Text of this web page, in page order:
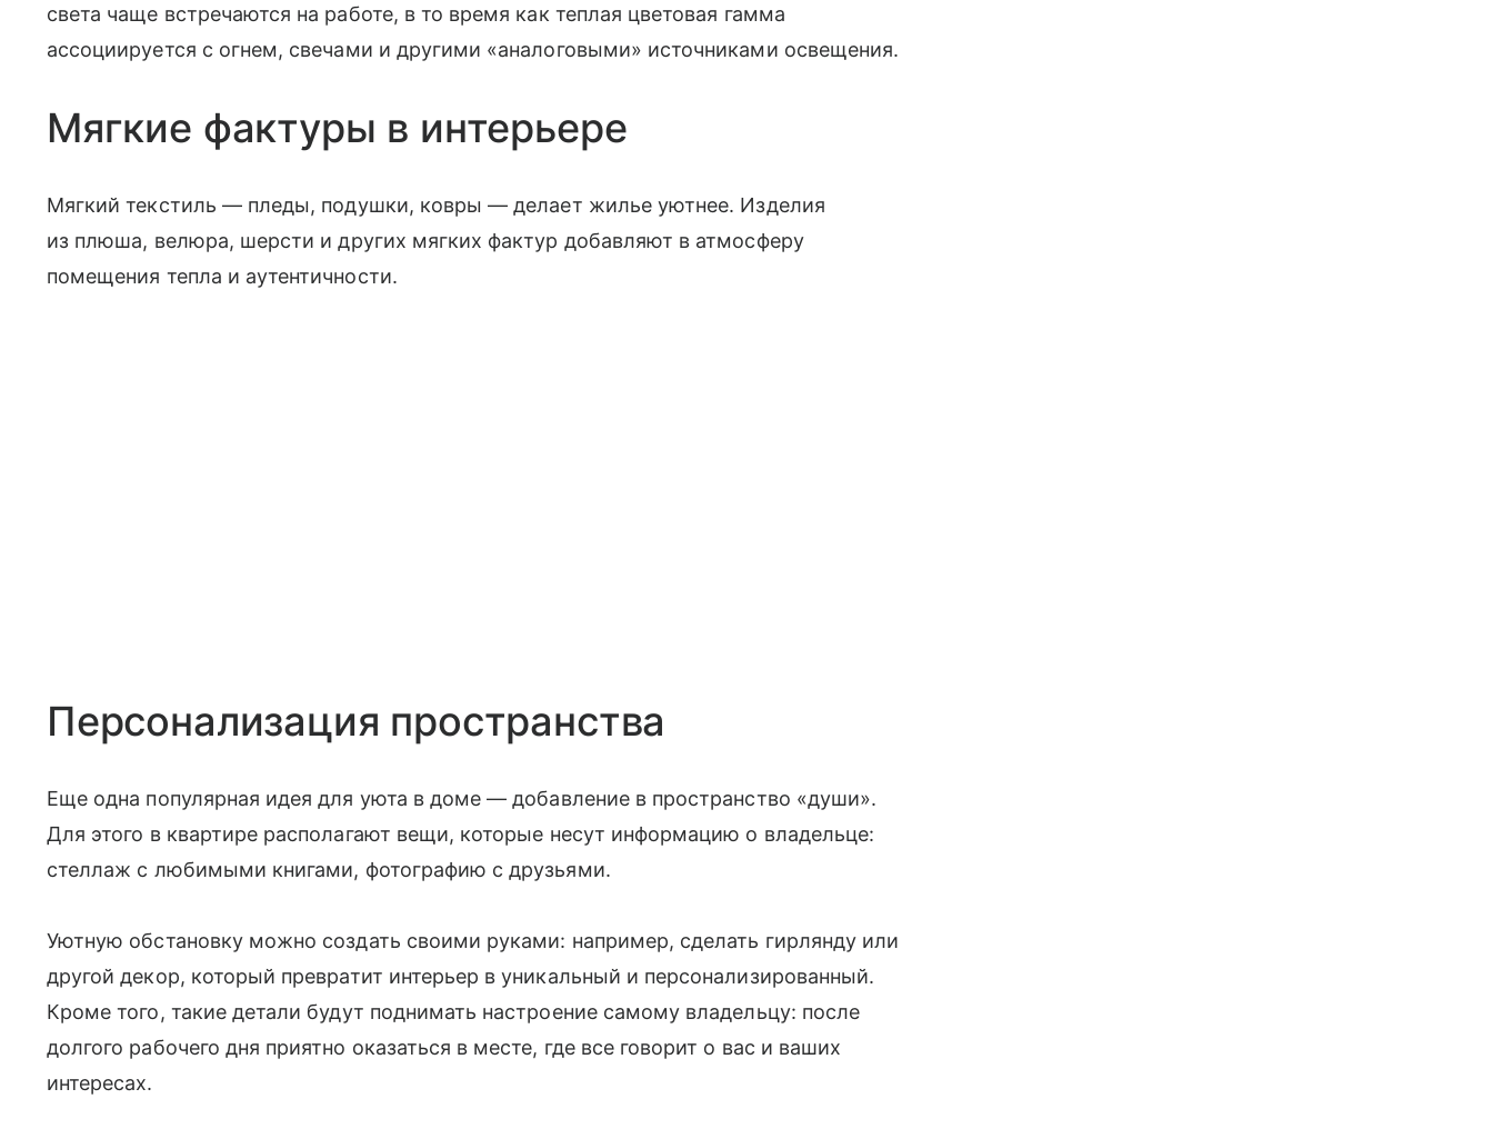
света чаще встречаются на работе, в то время как теплая цветовая гамма
ассоциируется с огнем, свечами и другими «аналоговыми» источниками освещения.
Мягкие фактуры в интерьере
Мягкий текстиль — пледы, подушки, ковры — делает жилье уютнее. Изделия
из плюша, велюра, шерсти и других мягких фактур добавляют в атмосферу
помещения тепла и аутентичности.
Персонализация пространства
Еще одна популярная идея для уюта в доме — добавление в пространство «души».
Для этого в квартире располагают вещи, которые несут информацию о владельце:
стеллаж с любимыми книгами, фотографию с друзьями.
Уютную обстановку можно создать своими руками: например, сделать гирлянду или
другой декор, который превратит интерьер в уникальный и персонализированный.
Кроме того, такие детали будут поднимать настроение самому владельцу: после
долгого рабочего дня приятно оказаться в месте, где все говорит о вас и ваших
интересах.